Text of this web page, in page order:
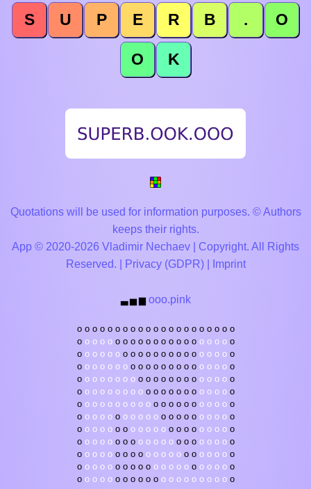
S U P E R B . O
O K
Quotations will be used for information purposes. © Authors
keeps their rights.
App © 2020-2026 Vladimir Nechaev | Copyright. All Rights
Reserved. |
Privacy (GDPR)| Imprint
▃ ▅ ▆ ooo.pink
o o o o o o o o o o o o o o o o o o o o o
o o o o o o o o o o o o o o o o o o o o o
o o o o o o o o o o o o o o o o o o o o o
o o o o o o o o o o o o o o o o o o o o o
o o o o o o o o o o o o o o o o o o o o o
o o o o o o o o o o o o o o o o o o o o o
o o o o o o o o o o o o o o o o o o o o o
o o o o o o o o o o o o o o o o o o o o o
o o o o o o o o o o o o o o o o o o o o o
o o o o o o o o o o o o o o o o o o o o o
o o o o o o o o o o o o o o o o o o o o o
o o o o o o o o o o o o o o o o o o o o o
o o o o o o o o o o o o o o o o o o o o o